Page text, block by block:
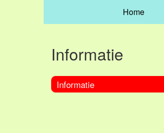
Home
Informatie
Informatie